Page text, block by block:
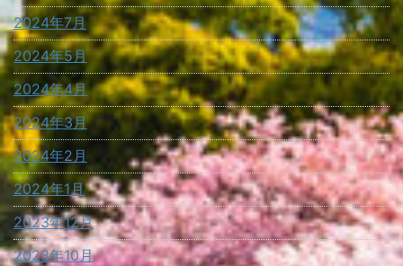
2024年7月
2024年5月
2024年4月
2024年3月
2024年2月
2024年1月
2023年12月
2023年10月